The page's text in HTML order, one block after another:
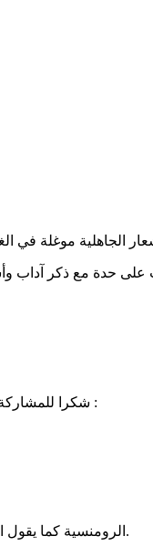
حدة مع ذكر آداب
شكرا للمشاركة وحفزتني لقراءة الكتاب ، بخصوص عتابك الثاني هذا طبيعي نحن الغرقى في المدرسة الرومانسية ، استمع لهذا قد يوصل لك الفكرة :
الرومنسية كما يقول الهويني هي سبب انهيار الأمة؟! لا أظن ذلك. انتشار الرومنسية محاولة للهروب من الواقع وخلق عالم جميل بعيدا عن بؤس هذا العالم.